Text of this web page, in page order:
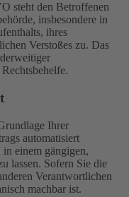
steht den Betroffenen
insbesondere in
ihres
Verstoßes zu. Das
Ihrer
automatisiert
einem gängigen,
lassen. Sofern Sie die
Verantwortlichen
machbar ist.